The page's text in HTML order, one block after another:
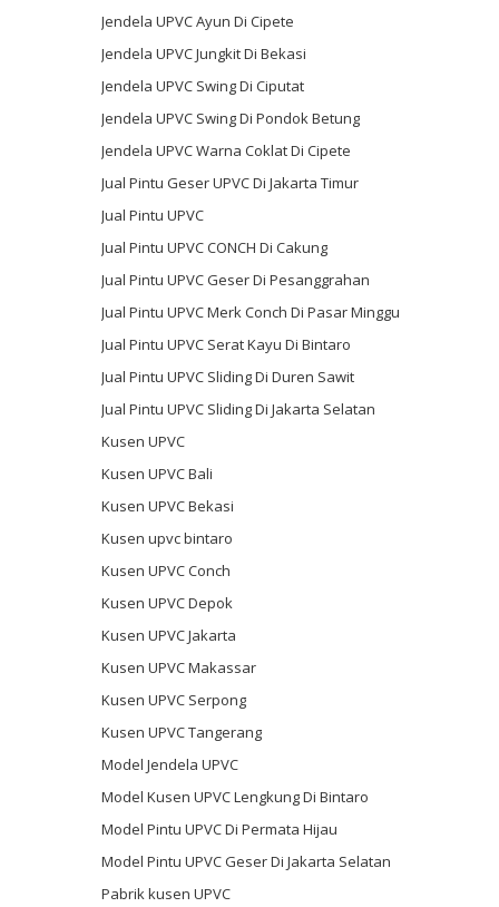
Jendela UPVC Ayun Di Cipete
Jendela UPVC Jungkit Di Bekasi
Jendela UPVC Swing Di Ciputat
Jendela UPVC Swing Di Pondok Betung
Jendela UPVC Warna Coklat Di Cipete
Jual Pintu Geser UPVC Di Jakarta Timur
Jual Pintu UPVC
Jual Pintu UPVC CONCH Di Cakung
Jual Pintu UPVC Geser Di Pesanggrahan
Jual Pintu UPVC Merk Conch Di Pasar Minggu
Jual Pintu UPVC Serat Kayu Di Bintaro
Jual Pintu UPVC Sliding Di Duren Sawit
Jual Pintu UPVC Sliding Di Jakarta Selatan
Kusen UPVC
Kusen UPVC Bali
Kusen UPVC Bekasi
Kusen upvc bintaro
Kusen UPVC Conch
Kusen UPVC Depok
Kusen UPVC Jakarta
Kusen UPVC Makassar
Kusen UPVC Serpong
Kusen UPVC Tangerang
Model Jendela UPVC
Model Kusen UPVC Lengkung Di Bintaro
Model Pintu UPVC Di Permata Hijau
Model Pintu UPVC Geser Di Jakarta Selatan
Pabrik kusen UPVC